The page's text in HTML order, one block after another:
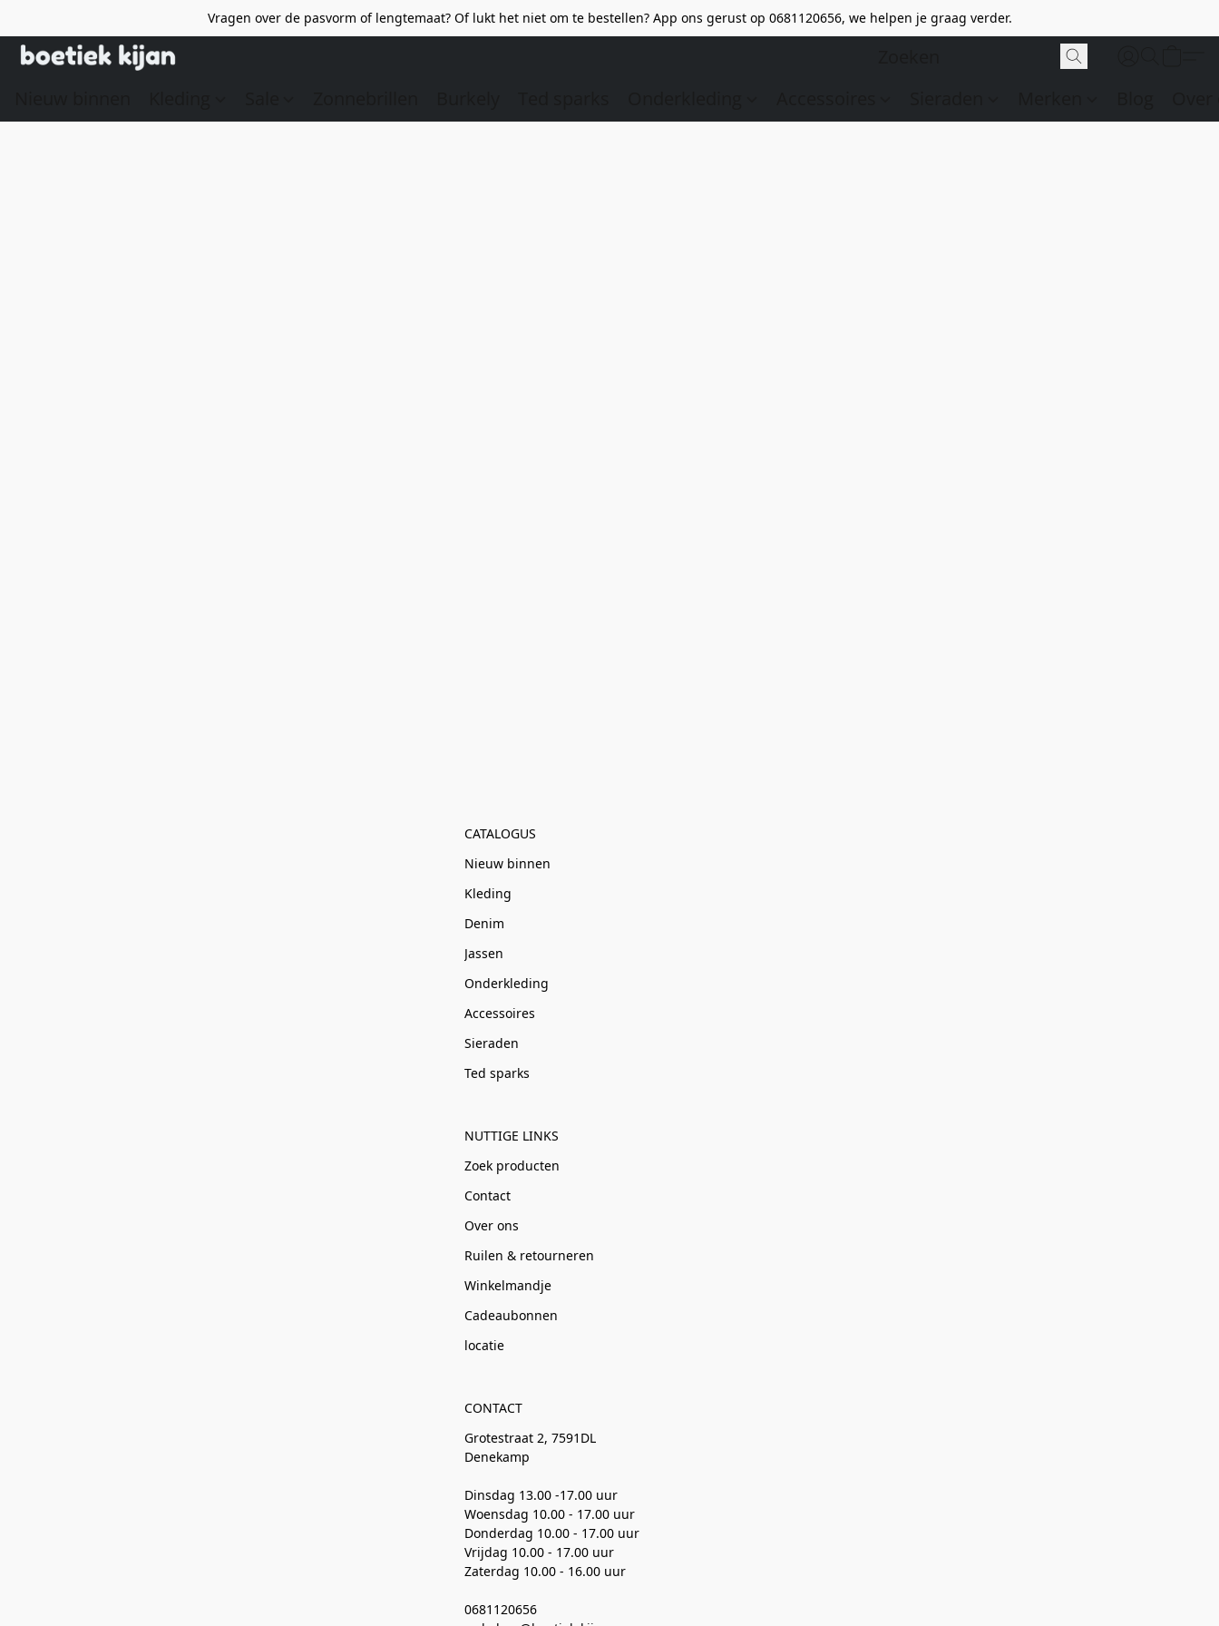
Vragen over de pasvorm of lengtemaat? Of lukt het niet om te bestellen? App ons gerust op 0681120656, we helpen je graag verder.
CATALOGUS
Nieuw binnen
Kleding
Denim
Jassen
Onderkleding
Accessoires
Sieraden
Ted sparks
NUTTIGE LINKS
Zoek producten
Contact
Over ons
Ruilen & retourneren
Winkelmandje
Cadeaubonnen
locatie
CONTACT
Grotestraat 2, 7591DL
Denekamp
Dinsdag 13.00 -17.00 uur
Woensdag 10.00 - 17.00 uur
Donderdag 10.00 - 17.00 uur
Vrijdag 10.00 - 17.00 uur
Zaterdag 10.00 - 16.00 uur
0681120656